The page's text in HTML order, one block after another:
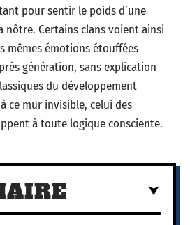
pour sentir le poids d’une
nôtre. Certains clans voient ainsi
mêmes émotions étouffées
génération, sans explication
du développement
ce mur invisible, celui des
à toute logique consciente.